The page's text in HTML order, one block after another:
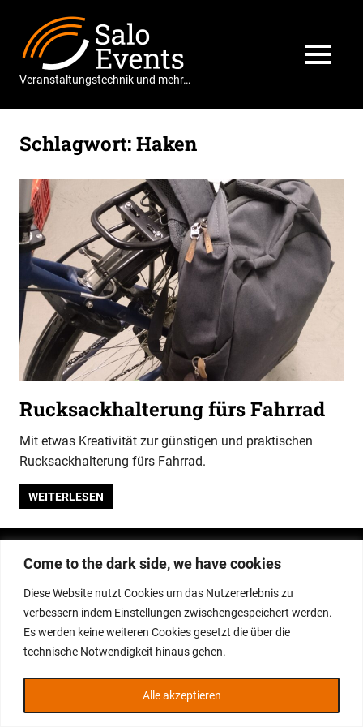
Come to the dark side, we have cookies
Diese Website nutzt Cookies um das Nutzererlebnis zu
verbessern indem Einstellungen zwischengespeichert werden.
Es werden keine weiteren Cookies gesetzt die über die
technische Notwendigkeit hinaus gehen.
Alle akzeptieren
springen
Veranstaltungstechnik und mehr…
MENÜ
Schlagwort:Haken
Rucksackhalterung fürs Fahrrad
Mit etwas Kreativität zur günstigen und praktischen
Rucksackhalterung fürs Fahrrad.
WEITERLESEN
WordPress-Theme: Gridbox von ThemeZee.